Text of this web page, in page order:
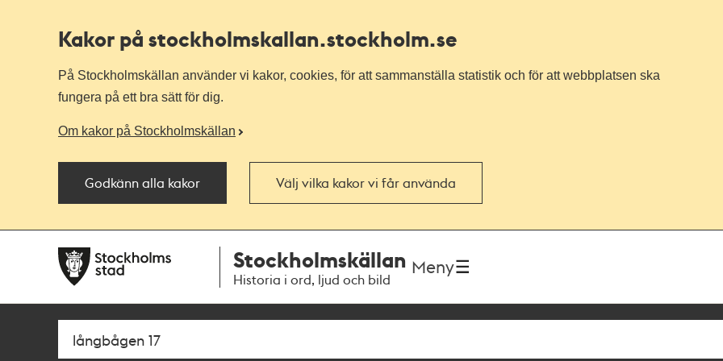
Kakor på stockholmskallan.stockholm.se
På Stockholmskällan använder vi kakor, cookies, för att sammanställa statistik och för att webbplatsen ska
fungera på ett bra sätt för dig.
Om kakor på Stockholmskällan
Godkänn alla kakor Välj vilka kakor vi får använda
navigationen
huvudinnehållet
Stockholmskällan
Historia i ord, ljud och bild
Meny
SökFritextsök